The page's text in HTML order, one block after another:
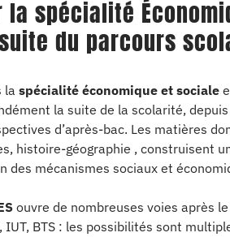
la spécialité
du parcours
la spécialité économique et sociale
la suite de la scolarité,
d’après-bac. Les matières
histoire-géographie , construisent
des mécanismes sociaux et
ouvre de nombreuses voies après
IUT, BTS : les possibilités sont